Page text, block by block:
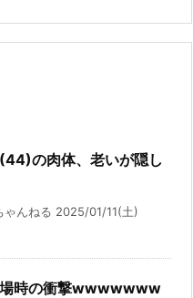
の肉体、老いが隠し
ゃんねる 2025/01/11(土)
場時の衝撃wwwwwww